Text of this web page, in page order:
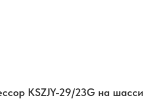
KSZJY-29/23G на шасси